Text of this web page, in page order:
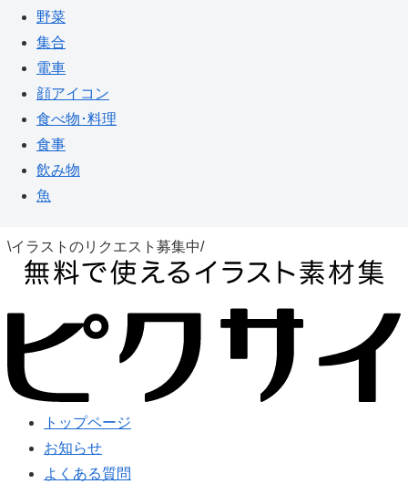
野菜
集合
電車
顔アイコン
食べ物･料理
食事
飲み物
魚
\イラストのリクエスト募集中/
トップページ
お知らせ
よくある質問